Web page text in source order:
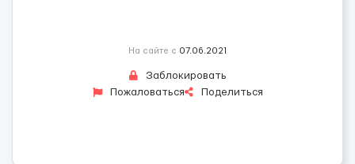
На сайте с 07.06.2021
Заблокировать
Пожаловаться
Поделиться